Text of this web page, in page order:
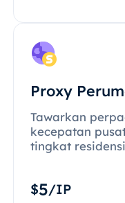
Proxy
Tawarkan
kecepatan
tingkat
$5/IP